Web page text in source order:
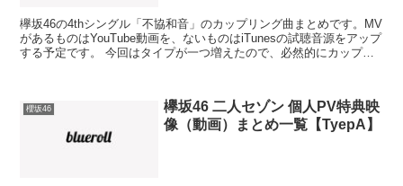
欅坂46の4thシングル「不協和音」のカップリング曲まとめです。MV
があるものはYouTube動画を、ないものはiTunesの試聴音源をアップ
する予定です。 今回はタイプが一つ増えたので、必然的にカップリ
櫻坂46
欅坂46 二人セゾン 個人PV特典映
像（動画）まとめ一覧【TyepA】